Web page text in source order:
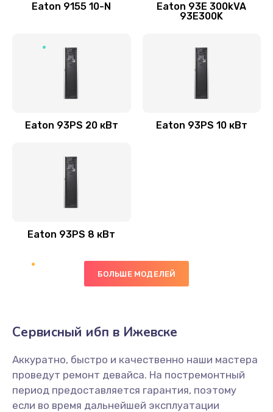
Eaton 9155 10-N
Eaton 93E 300kVA
93E300K
Eaton 93PS 20 кВт Eaton 93PS 10 кВт
Eaton 93PS 8 кВт
БОЛЬШЕ МОДЕЛЕЙ
Сервисный ибп в Ижевске
Аккуратно, быстро и качественно наши мастера
проведут ремонт девайса. На постремонтный
период предоставляется гарантия, поэтому
если во время дальнейшей эксплуатации